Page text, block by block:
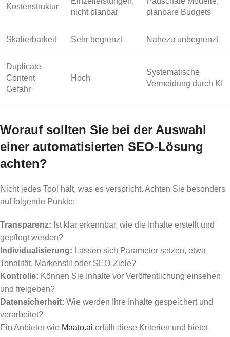
Kostenstruktur
nicht planbar
planbare Budgets
Skalierbarkeit Sehr begrenzt Nahezu unbegrenzt
Duplicate
Content
Gefahr
Hoch
Systematische
Vermeidung durch KI
Worauf sollten Sie bei der Auswahl
einer automatisierten SEO-Lösung
achten?
Nicht jedes Tool hält, was es verspricht. Achten Sie besonders
auf folgende Punkte:
Transparenz: Ist klar erkennbar, wie die Inhalte erstellt und
gepflegt werden?
Individualisierung: Lassen sich Parameter setzen, etwa
Tonalität, Markenstil oder SEO-Ziele?
Kontrolle: Können Sie Inhalte vor Veröffentlichung einsehen
und freigeben?
Datensicherheit: Wie werden Ihre Inhalte gespeichert und
verarbeitet?
Ein Anbieter wie Maato.ai erfüllt diese Kriterien und bietet